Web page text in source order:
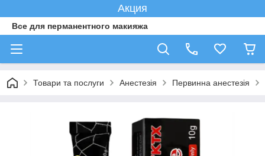
Акция
Все для перманентного макияжа
Товари та послуги Анестезія Первинна анестезія